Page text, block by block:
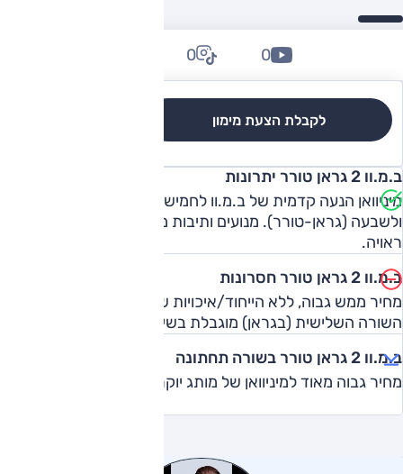
לקבלת הצעת מימון
0
0
ב.מ.וו 2 גראן טורר יתרונות
מיניוואן הנעה קדמית של ב.מ.וו לחמישה נוסעים (אקטיב)
ולשבעה (גראן-טורר). מנועים ותיבות משובחים, יכולת דינמית
ראויה.
ב.מ.וו 2 גראן טורר חסרונות
מחיר ממש גבוה, ללא הייחוד/איכויות של דגמי ב.מ.וו הרגילים,
השורה השלישית (בגראן) מוגבלת בשימוש ובמרחב.
ב.מ.וו 2 גראן טורר בשורה תחתונה
מחיר גבוה מאוד למיניוואן של מותג יוקרה.